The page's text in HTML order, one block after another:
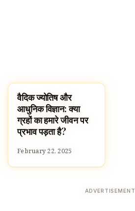
HINDUISM
वैदिक ज्योतिष और
आधुनिक विज्ञान: क्या
ग्रहों का हमारे जीवन पर
प्रभाव पड़ता है?
February 22, 2025
ADVERTISEMENT